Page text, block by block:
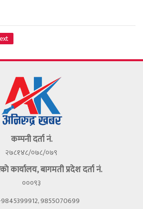
कम्पनी दर्ता नं.
२७८१४८/०७८/०७९
कार्यालय, बागमती प्रदेश दर्ता नं.
०००९३
9855070699